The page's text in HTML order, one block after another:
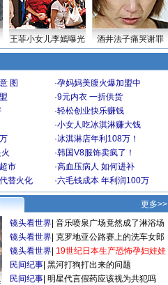
王菲小女儿李嫣曝光 酒井法子痛哭谢罪
图 ·孕妈妈美腹火爆加盟中
·9元内衣 一折供货
·轻松创业快乐赚钱
·小女人吃冰淇淋赚大钱
·冰淇淋店年利108万！
·韩国V8服饰卖疯了！
市 ·高血压病人 如何进补
替火化 ·六毛钱成本 年利润100万
更多>>
镜头看世界 音乐喷泉广场竟然成了淋浴场
镜头看世界 克罗地亚公路赛上的洗车女郎
镜头看世界 19世纪日本生产恐怖孕妇娃娃
民间纪事 黑河打狗打出来的问题
民间纪事 明星代言假药应该视为共犯吗